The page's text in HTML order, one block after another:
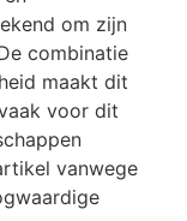
om zijn
combinatie
maakt dit
voor dit
vanwege